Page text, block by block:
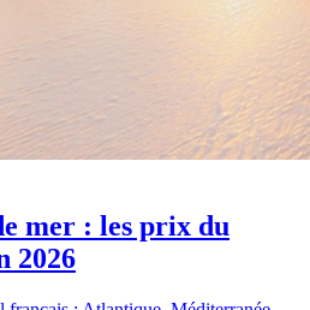
mer : les prix du
2026